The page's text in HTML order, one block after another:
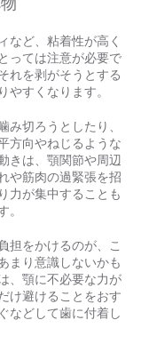
など、粘着性が高く
っては注意が必要で
れを剥がそうとする
やすくなります。
み切ろうとしたり、
方向やねじるような
きは、顎関節や周辺
や筋肉の過緊張を招
力が集中することも
。
担をかけるのが、こ
まり意識しないかも
、顎に不必要な力が
け避けることをおす
などして歯に付着し